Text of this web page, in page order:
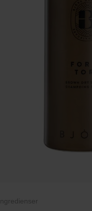
Ingredienser